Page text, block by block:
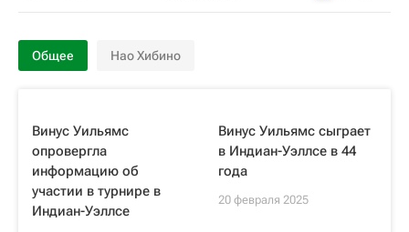
Общее Нао Хибино
Винус Уильямс
опровергла
информацию об
участии в турнире в
Индиан-Уэллсе
Винус Уильямс сыграет
в Индиан-Уэллсе в 44
года
20 февраля 2025